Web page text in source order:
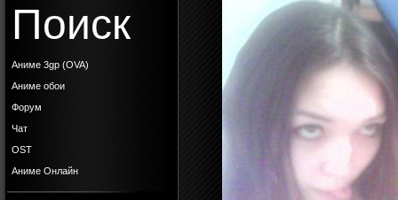
Поиск
Аниме 3gp (OVA)
Аниме обои
Форум
Чат
OST
Аниме Онлайн